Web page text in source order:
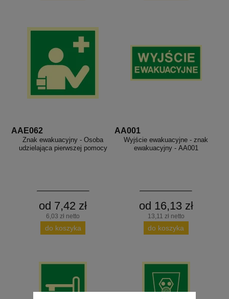
AAE062
Znak ewakuacyjny - Osoba
udzielająca pierwszej pomocy
od 7,42 zł
6,03 zł netto
do koszyka
AA001
Wyjście ewakuacyjne - znak
ewakuacyjny - AA001
od 16,13 zł
13,11 zł netto
do koszyka